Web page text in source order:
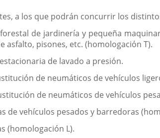
a los que podrán concurrir los
de jardinería y pequeña
asfalto, pisones, etc. (homologación T).
de lavado a presión.
de neumáticos de vehículos
de neumáticos de vehículos
de vehículos pesados y barredoras
(homologación L).